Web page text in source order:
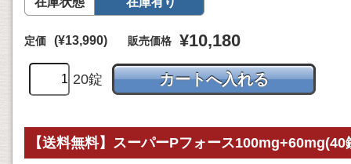
定価 (¥13,990) 販売価格 ¥10,180
20錠
【送料無料】スーパーPフォース100mg+60mg(40